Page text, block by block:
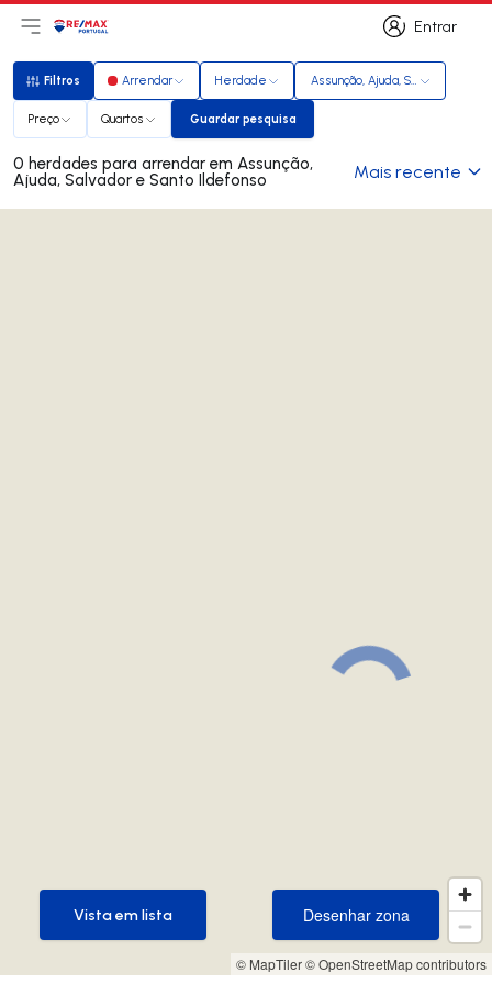
Entrar
Entrar
Abri menu principal
LogoIr para página inicial
Filtros
Filtros Arrendar Herdade Assunção, Ajuda, Salvador e
Preço Quartos Guardar pesquisa
Guardar pesquisa
0 herdades para arrendar em Assunção,
Ajuda, Salvador e Santo Ildefonso Mais recente
© MapTiler© OpenStreetMap contributors
Desenhar zona
Desenhar zona
Vista em lista
Vista em lista